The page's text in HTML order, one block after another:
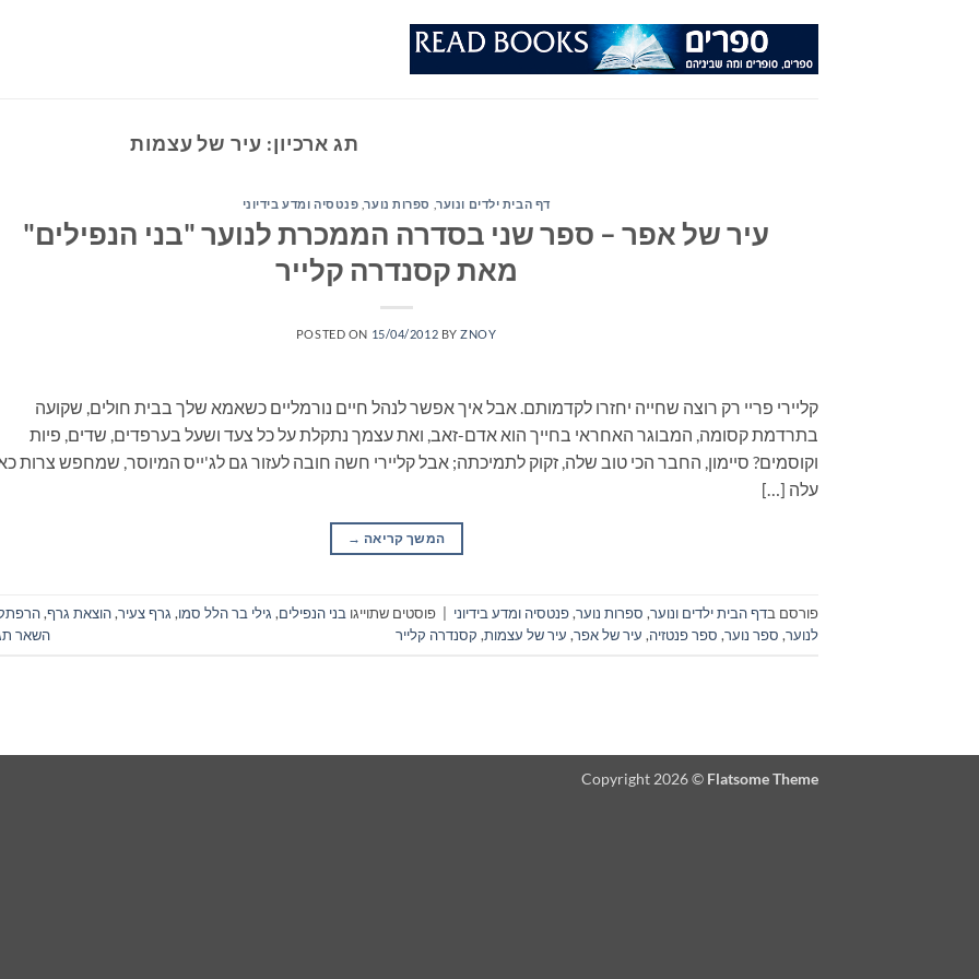
תג ארכיון: עיר של עצמות
דף הבית ילדים ונוער, ספרות נוער, פנטסיה ומדע בידיוני
עיר של אפר – ספר שני בסדרה הממכרת לנוער "בני הנפילים"
מאת קסנדרה קלייר
POSTED ON 15/04/2012 BYZNOY
קליירי פריי רק רוצה שחייה יחזרו לקדמותם. אבל איך אפשר לנהל חיים נורמליים כשאמא שלך בבית חולים, שקועה
בתרדמת קסומה, המבוגר האחראי בחייך הוא אדם-זאב, ואת עצמך נתקלת על כל צעד ושעל בערפדים, שדים, פיות
וקוסמים? סיימון, החבר הכי טוב שלה, זקוק לתמיכתה; אבל קליירי חשה חובה לעזור גם לג'ייס המיוסר, שמחפש צרות
עלה […]
המשך קריאה →
פורסם בדף הבית ילדים ונוער, ספרות נוער,פנטסיה ומדע בידיוני פוסטים שתוייגו בני הנפילים, גילי בר הלל סמו, גרף צעיר,הוצאת גרף,
לנוער, ספר נוער, ספר פנטזיה, עיר של אפר, עיר של עצמות, קסנדרה קלייר השאר
Copyright 2026 © Flatsome Theme